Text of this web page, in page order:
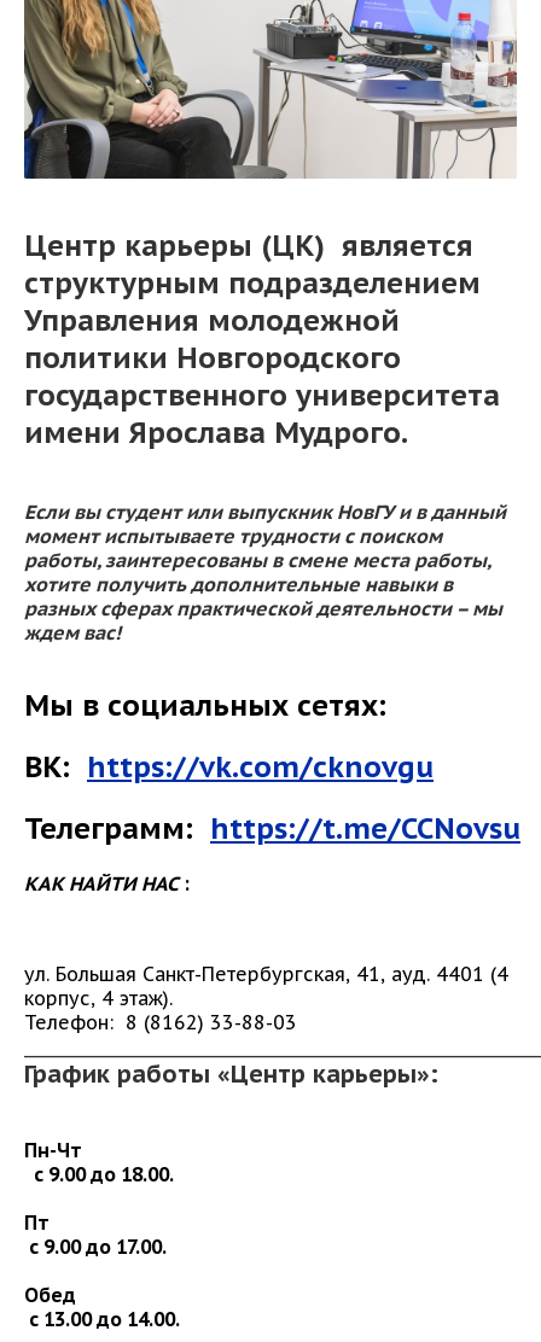
Центр карьеры (ЦК) является
структурным подразделением
Управления молодежной
политики Новгородского
государственного университета
имени Ярослава Мудрого.
Если вы студент или выпускник НовГУ и в данный
момент испытываете трудности с поиском
работы, заинтересованы в смене места работы,
хотите получить дополнительные навыки в
разных сферах практической деятельности – мы
ждем вас!
Мы в социальных сетях:
ВК: https://vk.com/cknovgu
Телеграмм: https://t.me/CCNovsu
КАК НАЙТИ НАС:
ул. Большая Санкт-Петербургская, 41, ауд. 4401 (4
корпус, 4 этаж).
Телефон: 8 (8162) 33-88-03
График работы «Центр карьеры»:
Пн-Чт
с 9.00 до 18.00.
Пт
с 9.00 до 17.00.
Обед
с 13.00 до 14.00.